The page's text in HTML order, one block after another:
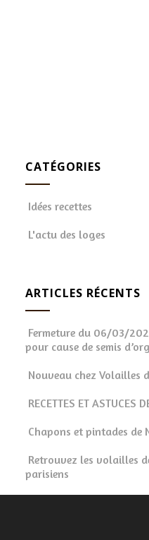
CATÉGORIES
Idées recettes
L'actu des loges
ARTICLES RÉCENTS
Fermeture du 06/03/
pour cause de semis
Nouveau chez Volailles
RECETTES ET ASTUCES
Chapons et pintades de
Retrouvez les volailles
parisiens